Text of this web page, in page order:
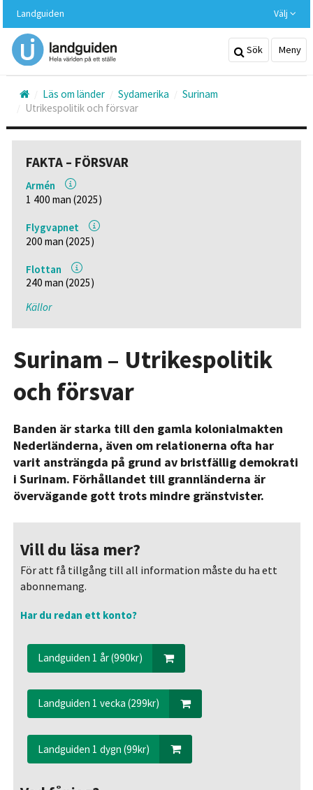
huvudinnehållet
Landguiden Välj
Sök Meny
Läs om länder Sydamerika
Surinam
Utrikespolitik och försvar
FAKTA – FÖRSVAR
Armén
1 400 man (2025)
Flygvapnet
200 man (2025)
Flottan
240 man (2025)
Källor
Surinam – Utrikespolitik
och försvar
Banden är starka till den gamla kolonialmakten
Nederländerna, även om relationerna ofta har
varit ansträngda på grund av bristfällig demokrati
i Surinam. Förhållandet till grannländerna är
övervägande gott trots mindre gränstvister.
Vill du läsa mer?
För att få tillgång till all information måste du ha ett
abonnemang.
Har du redan ett konto?
Landguiden 1 år (990kr)
Landguiden 1 vecka (299kr)
Landguiden 1 dygn (99kr)